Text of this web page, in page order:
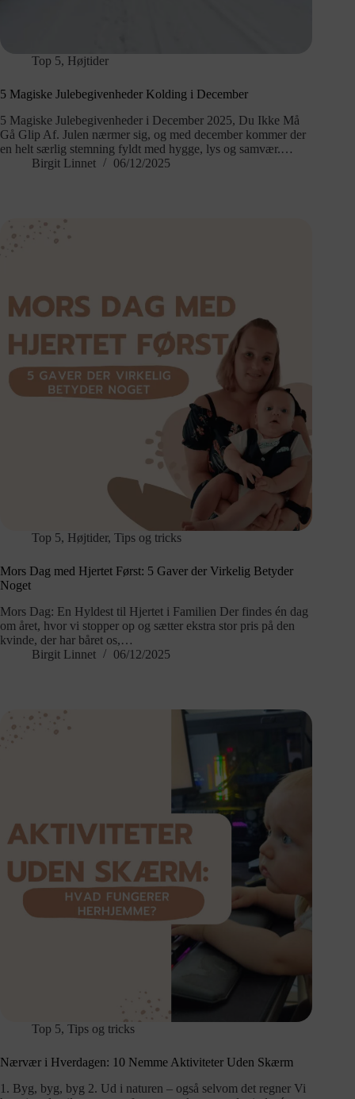
Top 5, Højtider
5 Magiske Julebegivenheder Kolding i December
5 Magiske Julebegivenheder i December 2025, Du Ikke Må
Gå Glip Af. Julen nærmer sig, og med december kommer der
en helt særlig stemning fyldt med hygge, lys og samvær.…
Birgit Linnet
06/12/2025
Top 5, Højtider, Tips og tricks
Mors Dag med Hjertet Først: 5 Gaver der Virkelig Betyder
Noget
Mors Dag: En Hyldest til Hjertet i Familien Der findes én dag
om året, hvor vi stopper op og sætter ekstra stor pris på den
kvinde, der har båret os,…
Birgit Linnet
06/12/2025
Top 5, Tips og tricks
Nærvær i Hverdagen: 10 Nemme Aktiviteter Uden Skærm
1. Byg, byg, byg 2. Ud i naturen – også selvom det regner Vi